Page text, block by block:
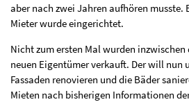
aber nach zwei Jahren aufhören musste.
Mieter wurde eingerichtet.
Nicht zum ersten Mal wurden
neuen Eigentümer verkauft. Der will nun
Fassaden renovieren und die Bäder
Mieten nach bisherigen Informationen